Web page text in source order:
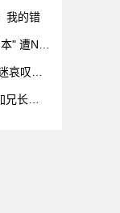
我的错
" 遭NB
哀叹：
长葬